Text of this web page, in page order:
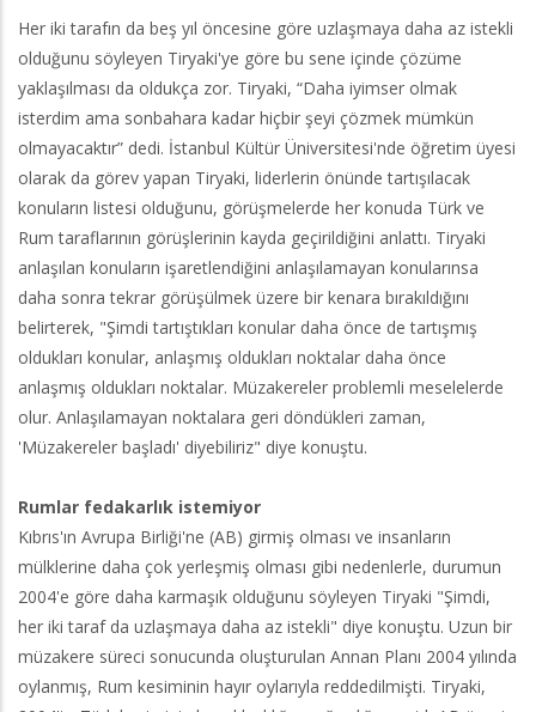
Her iki tarafın da beş yıl öncesine göre uzlaşmaya daha az istekli
olduğunu söyleyen Tiryaki'ye göre bu sene içinde çözüme
yaklaşılması da oldukça zor. Tiryaki, “Daha iyimser olmak
isterdim ama sonbahara kadar hiçbir şeyi çözmek mümkün
olmayacaktır” dedi. İstanbul Kültür Üniversitesi'nde öğretim üyesi
olarak da görev yapan Tiryaki, liderlerin önünde tartışılacak
konuların listesi olduğunu, görüşmelerde her konuda Türk ve
Rum taraflarının görüşlerinin kayda geçirildiğini anlattı. Tiryaki
anlaşılan konuların işaretlendiğini anlaşılamayan konularınsa
daha sonra tekrar görüşülmek üzere bir kenara bırakıldığını
belirterek, "Şimdi tartıştıkları konular daha önce de tartışmış
oldukları konular, anlaşmış oldukları noktalar daha önce
anlaşmış oldukları noktalar. Müzakereler problemli meselelerde
olur. Anlaşılamayan noktalara geri döndükleri zaman,
'Müzakereler başladı' diyebiliriz" diye konuştu.
Rumlar fedakarlık istemiyor
Kıbrıs'ın Avrupa Birliği'ne (AB) girmiş olması ve insanların
mülklerine daha çok yerleşmiş olması gibi nedenlerle, durumun
2004'e göre daha karmaşık olduğunu söyleyen Tiryaki "Şimdi,
her iki taraf da uzlaşmaya daha az istekli" diye konuştu. Uzun bir
müzakere süreci sonucunda oluşturulan Annan Planı 2004 yılında
oylanmış, Rum kesiminin hayır oylarıyla reddedilmişti. Tiryaki,